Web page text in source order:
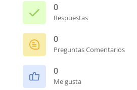
0
Respuestas
0
Preguntas Comentarios
0
Me gusta